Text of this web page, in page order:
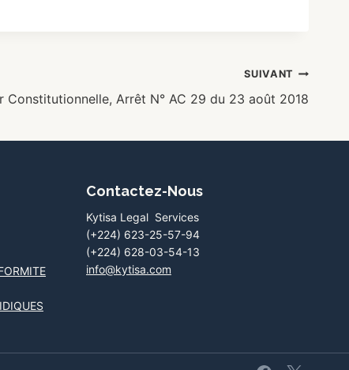
SUIVANT
Constitutionnelle, Arrêt N° AC 29 du 23 août 2018
Contactez-Nous
Kytisa Legal Services
(+224) 623-25-57-94
(+224) 628-03-54-13
info@kytisa.com